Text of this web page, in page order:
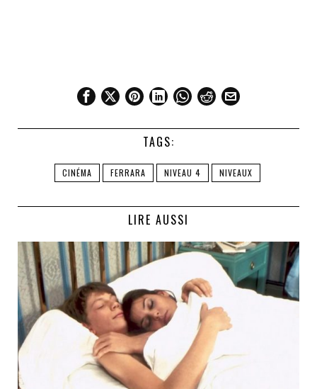
TAGS:
CINÉMA FERRARA NIVEAU 4 NIVEAUX
LIRE AUSSI